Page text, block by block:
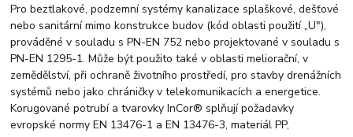
Pro beztlakové, podzemní systémy kanalizace splaškové, dešťové
nebo sanitární mimo konstrukce budov (kód oblasti použití „U"),
prováděné v souladu s PN-EN 752 nebo projektované v souladu s
PN-EN 1295-1. Může být použito také v oblasti meliorační, v
zemědělství, při ochraně životního prostředí, pro stavby drenážních
systémů nebo jako chráničky v telekomunikacích a energetice.
Korugované potrubí a tvarovky InCor® splňují požadavky
evropské normy EN 13476-1 a EN 13476-3, materiál PP,